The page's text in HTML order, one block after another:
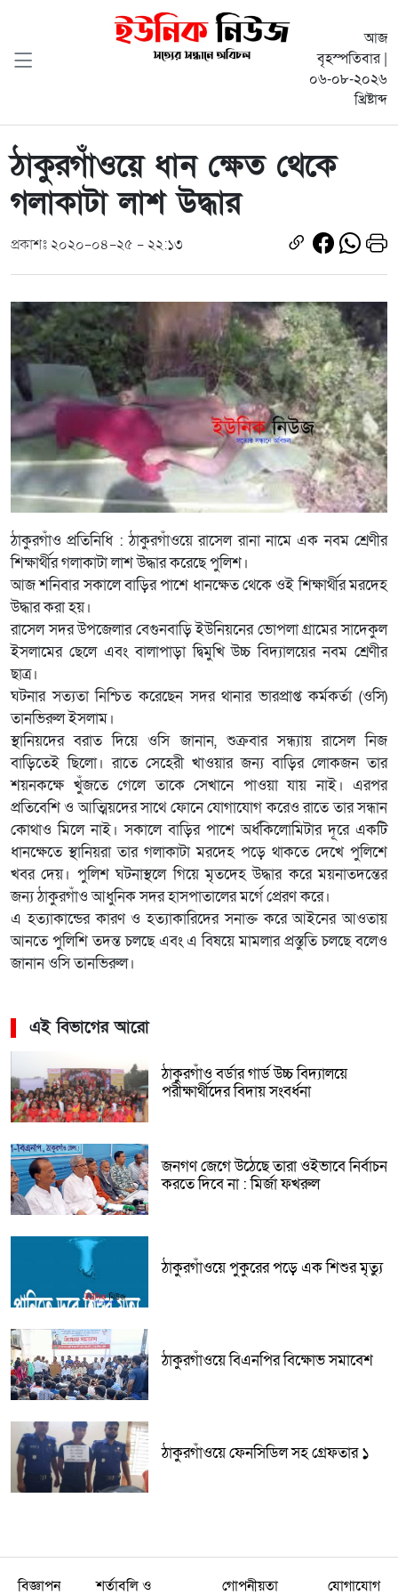
আজ
বৃহস্পতিবার |
০৬-০৮-২০২৬
খ্রিষ্টাব্দ
ঠাকুরগাঁওয়ে ধান ক্ষেত থেকে
গলাকাটা লাশ উদ্ধার
প্রকাশঃ ২০২০-০৪-২৫ - ২২:১৩
ঠাকুরগাঁও প্রতিনিধি : ঠাকুরগাঁওয়ে রাসেল রানা নামে এক নবম শ্রেণীর
শিক্ষার্থীর গলাকাটা লাশ উদ্ধার করেছে পুলিশ।
আজ শনিবার সকালে বাড়ির পাশে ধানক্ষেত থেকে ওই শিক্ষার্থীর মরদেহ
উদ্ধার করা হয়।
রাসেল সদর উপজেলার বেগুনবাড়ি ইউনিয়নের ভোপলা গ্রামের সাদেকুল
ইসলামের ছেলে এবং বালাপাড়া দ্বিমুখি উচ্চ বিদ্যালয়ের নবম শ্রেণীর
ছাত্র।
ঘটনার সত্যতা নিশ্চিত করেছেন সদর থানার ভারপ্রাপ্ত কর্মকর্তা (ওসি)
তানভিরুল ইসলাম।
স্থানিয়দের বরাত দিয়ে ওসি জানান, শুক্রবার সন্ধ্যায় রাসেল নিজ
বাড়িতেই ছিলো। রাতে সেহেরী খাওয়ার জন্য বাড়ির লোকজন তার
শয়নকক্ষে খুঁজতে গেলে তাকে সেখানে পাওয়া যায় নাই। এরপর
প্রতিবেশি ও আত্মিয়দের সাথে ফোনে যোগাযোগ করেও রাতে তার সন্ধান
কোথাও মিলে নাই। সকালে বাড়ির পাশে অর্ধকিলোমিটার দূরে একটি
ধানক্ষেতে স্থানিয়রা তার গলাকাটা মরদেহ পড়ে থাকতে দেখে পুলিশে
খবর দেয়। পুলিশ ঘটনাস্থলে গিয়ে মৃতদেহ উদ্ধার করে ময়নাতদন্তের
জন্য ঠাকুরগাঁও আধুনিক সদর হাসপাতালের মর্গে প্রেরণ করে।
এ হত্যাকান্ডের কারণ ও হত্যাকারিদের সনাক্ত করে আইনের আওতায়
আনতে পুলিশি তদন্ত চলছে এবং এ বিষয়ে মামলার প্রস্তুতি চলছে বলেও
জানান ওসি তানভিরুল।
এই বিভাগের আরো
ঠাকুরগাঁও বর্ডার গার্ড উচ্চ বিদ্যালয়ে
পরীক্ষার্থীদের বিদায় সংবর্ধনা
জনগণ জেগে উঠেছে তারা ওইভাবে নির্বাচন
করতে দিবে না : মির্জা ফখরুল
ঠাকুরগাঁওয়ে পুকুরের পড়ে এক শিশুর মৃত্যু
ঠাকুরগাঁওয়ে বিএনপির বিক্ষোভ সমাবেশ
ঠাকুরগাঁওয়ে ফেনসিডিল সহ গ্রেফতার ১
বিজ্ঞাপন শর্তাবলি ও গোপনীয়তা যোগাযোগ